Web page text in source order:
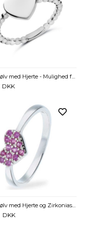
Ring i Sølv med Hjerte - Mulighed for gravering
DKK
DKK